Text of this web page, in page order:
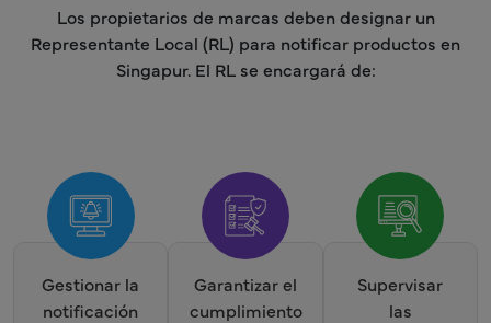
Los propietarios de marcas deben designar un
Representante Local (RL) para notificar productos en
Singapur. El RL se encargará de:
Gestionar la
notificación
Garantizar el
cumplimiento
Supervisar
las